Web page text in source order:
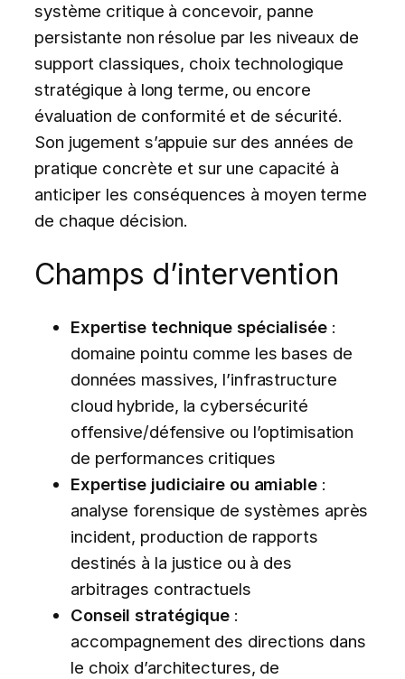
système critique à concevoir, panne
persistante non résolue par les niveaux de
support classiques, choix technologique
stratégique à long terme, ou encore
évaluation de conformité et de sécurité.
Son jugement s’appuie sur des années de
pratique concrète et sur une capacité à
anticiper les conséquences à moyen terme
de chaque décision.
Champs d’intervention
Expertise technique spécialisée:
domaine pointu comme les bases de
données massives, l’infrastructure
cloud hybride, la cybersécurité
offensive/défensive ou l’optimisation
de performances critiques
Expertise judiciaire ou amiable:
analyse forensique de systèmes après
incident, production de rapports
destinés à la justice ou à des
arbitrages contractuels
Conseil stratégique :
accompagnement des directions dans
le choix d’architectures, de